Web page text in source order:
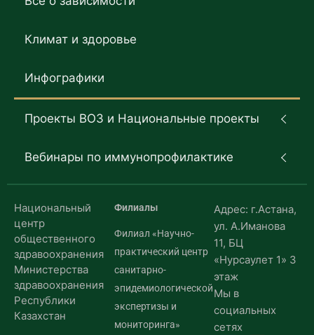
Климат и здоровье
Инфографики
Проекты ВОЗ и Национальные проекты
Вебинары по иммунопрофилактике
Национальный
центр
общественного
здравоохранения
Министерства
здравоохранения
Республики
Казахстан
Филиалы
Филиал «Научно-
практический центр
санитарно-
эпидемиологической
экспертизы и
мониторинга»
Адрес: г.Астана,
ул. А.Иманова
11, БЦ
«Нурсаулет 1» 3
этаж
Мы в
социальных
сетях